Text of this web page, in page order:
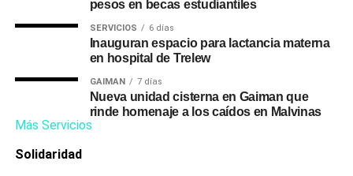
pesos en becas estudiantiles
SERVICIOS 6 días
Inauguran espacio para lactancia materna
en hospital de Trelew
GAIMAN 7 días
Nueva unidad cisterna en Gaiman que
rinde homenaje a los caídos en Malvinas
Más Servicios
Solidaridad